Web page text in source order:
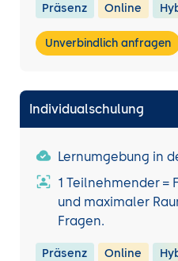
Präsenz Online
Unverbindlich anfragen
Individualschulung
Lernumgebung in
1 Teilnehmender =
und maximaler
Fragen.
Präsenz Online